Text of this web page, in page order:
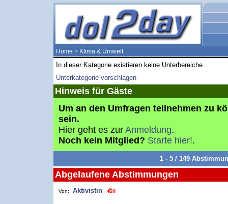
Home > Klima & Umwelt
In dieser Kategorie existieren keine Unterbereiche.
Unterkategorie vorschlagen
Hinweis für Gäste
Um an den Umfragen teilnehmen zu
sein.
Hier geht es zur Anmeldung.
Noch kein Mitglied? Starte hier!.
1 - 5 / 149
Abgelaufene Abstimmungen
Von: Aktivistin